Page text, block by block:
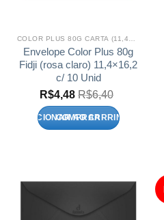
Envelope Color Plus 80g
Fidji (rosa claro) 11,4×16,2
c/ 10 Unid
R$4,48 R$6,40
ADICIONAR AO CARRINHO